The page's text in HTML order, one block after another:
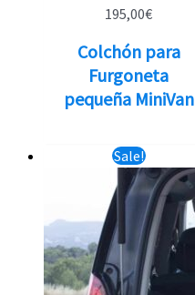
195,00€
Colchón para
Furgoneta
pequeña MiniVan
Sale!